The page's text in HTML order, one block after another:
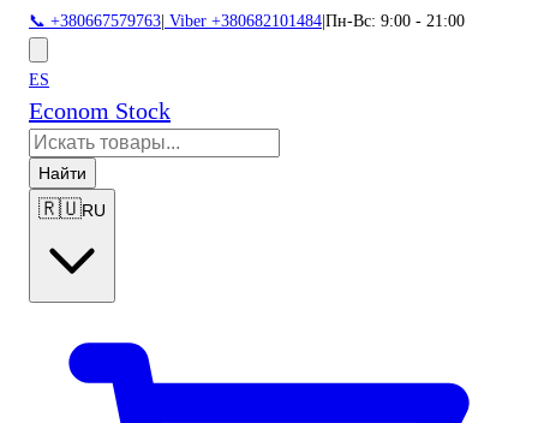
📞 +380667579763 Viber +380682101484 Пн-Вс: 9:00 - 21:00
ES
Econom Stock
Найти
🇷🇺RU